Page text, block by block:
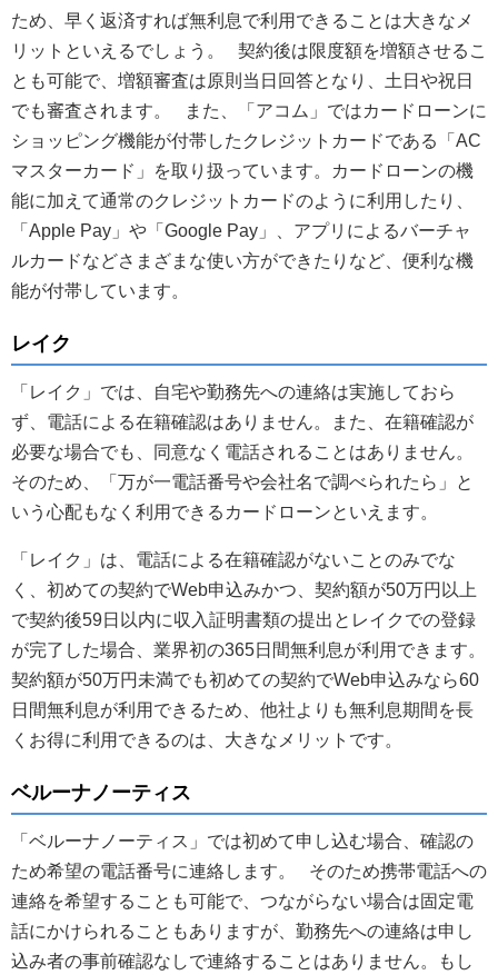
ため、早く返済すれば無利息で利用できることは大きなメ
リットといえるでしょう。 契約後は限度額を増額させるこ
とも可能で、増額審査は原則当日回答となり、土日や祝日
でも審査されます。 また、「アコム」ではカードローンに
ショッピング機能が付帯したクレジットカードである「AC
マスターカード」を取り扱っています。カードローンの機
能に加えて通常のクレジットカードのように利用したり、
「Apple Pay」や「Google Pay」、アプリによるバーチャ
ルカードなどさまざまな使い方ができたりなど、便利な機
能が付帯しています。
レイク
「レイク」では、自宅や勤務先への連絡は実施しておら
ず、電話による在籍確認はありません。また、在籍確認が
必要な場合でも、同意なく電話されることはありません。
そのため、「万が一電話番号や会社名で調べられたら」と
いう心配もなく利用できるカードローンといえます。
「レイク」は、電話による在籍確認がないことのみでな
く、初めての契約でWeb申込みかつ、契約額が50万円以上
で契約後59日以内に収入証明書類の提出とレイクでの登録
が完了した場合、業界初の365日間無利息が利用できます。
契約額が50万円未満でも初めての契約でWeb申込みなら60
日間無利息が利用できるため、他社よりも無利息期間を長
くお得に利用できるのは、大きなメリットです。
ベルーナノーティス
「ベルーナノーティス」では初めて申し込む場合、確認の
ため希望の電話番号に連絡します。 そのため携帯電話への
連絡を希望することも可能で、つながらない場合は固定電
話にかけられることもありますが、勤務先への連絡は申し
込み者の事前確認なしで連絡することはありません。もし